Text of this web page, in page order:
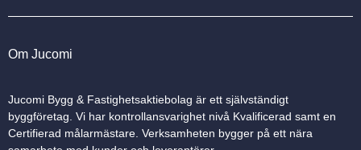
Om Jucomi
Jucomi Bygg & Fastighetsaktiebolag är ett självständigt
byggföretag. Vi har kontrollansvarighet nivå Kvalificerad samt en
Certifierad målarmästare. Verksamheten bygger på ett nära